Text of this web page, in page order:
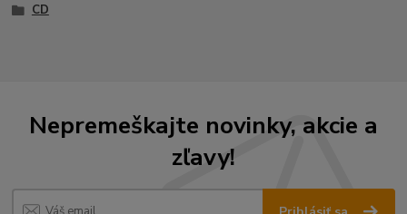
CD
Nepremeškajte novinky, akcie a
zľavy!